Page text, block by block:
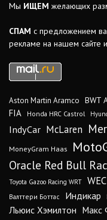
Мы ИЩЕМ желающих
СПАМ с предложением
рекламе на нашем сайте
Aston Martin Aramco BWT
FIA Honda HRC Castrol
IndyCar McLaren
MoneyGram Haas
Oracle Red Bull
Toyota Gazoo Racing WRT WEC
Валттери Боттас
Индикар
Льюис Хэмилтон Макс